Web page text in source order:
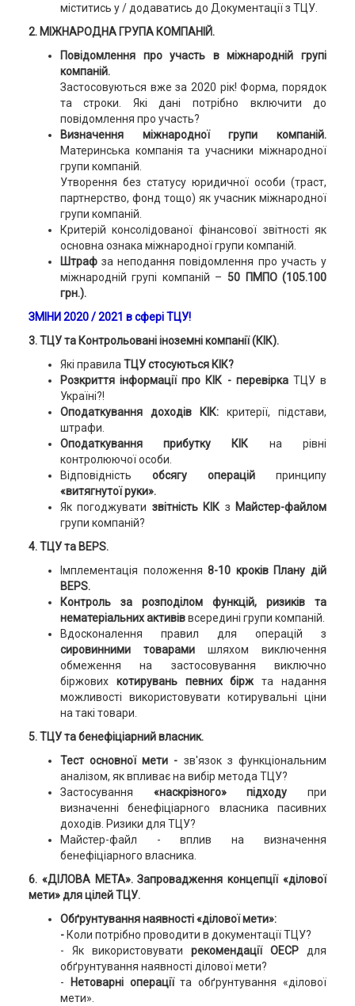
міститись у / додаватись до Документації з ТЦУ.
2. МІЖНАРОДНА ГРУПА КОМПАНІЙ.
Повідомлення про участь в міжнародній групі
компаній.
Застосовуються вже за 2020 рік! Форма, порядок
та строки. Які дані потрібно включити до
повідомлення про участь?
Визначення міжнародної групи компаній.
Материнська компанія та учасники міжнародної
групи компаній.
Утворення без статусу юридичної особи (траст,
партнерство, фонд тощо) як учасник міжнародної
групи компаній.
Критерій консолідованої фінансової звітності як
основна ознака міжнародної групи компаній.
Штрафза неподання повідомлення про участь у
міжнародній групі компаній – 50 ПМПО (105.100
грн.).
ЗМІНИ 2020 / 2021 в сфері ТЦУ!
3. ТЦУ та Контрольовані іноземні компанії (КІК).
Які правилаТЦУ стосуються КІК?
Розкриття інформації про КІК - перевірка ТЦУ в
Україні?!
Оподаткування доходів КІК:критерії, підстави,
штрафи.
Оподаткування прибутку
КІК на рівні
контролюючої особи.
Відповідність обсягу операційпринципу
«витягнутої руки».
Як погоджувати звітність КІК з Майстер-файлом
групи компаній?
4. ТЦУ та BEPS.
Імплементація положення8-10 кроків Плану дій
BEPS.
Контроль за розподілом функцій, ризиків та
нематеріальних активіввсередині групи компаній.
Вдосконалення правил для операцій з
сировинними товарамишляхом виключення
обмеження на застосовування виключно
біржових котирувань певних біржта надання
можливості використовувати котирувальні ціни
на такі товари.
5. ТЦУ та бенефіціарний власник.
Тест основної мети - зв'язок з функціональним
аналізом, як впливає на вибір метода ТЦУ?
Застосування «наскрізного» підходу при
визначенні бенефіціарного власника пасивних
доходів. Ризики для ТЦУ?
Майстер-файл - вплив на визначення
бенефіціарного власника.
6. «ДІЛОВА МЕТА». Запровадження концепції «ділової
мети» для цілей ТЦУ.
Обґрунтування наявності «ділової мети»:
- Коли потрібно проводити в документації ТЦУ?
- Як використовуватирекомендації ОЕСР для
обґрунтування наявності ділової мети?
-
Нетоварні операціїта обґрунтування «ділової
мети».